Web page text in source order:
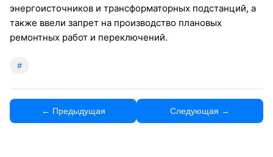
энергоисточников и трансформаторных подстанций, а
также ввели запрет на производство плановых
ремонтных работ и переключений.
#
← Предыдущая Следующая →